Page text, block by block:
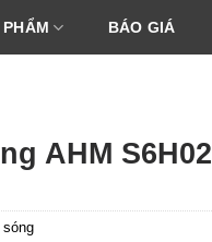
BÁO GIÁ
AHM S6H02